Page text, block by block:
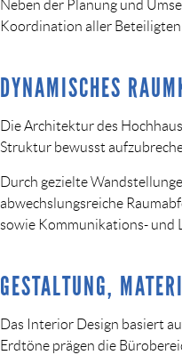
Neben der Planung und
Koordination aller
DYNAMISCHES
Die Architektur des
Struktur bewusst
Durch gezielte
abwechslungsreiche
sowie Kommunikations- und
GESTALTUNG,
Das Interior Design basiert
Erdtöne prägen die